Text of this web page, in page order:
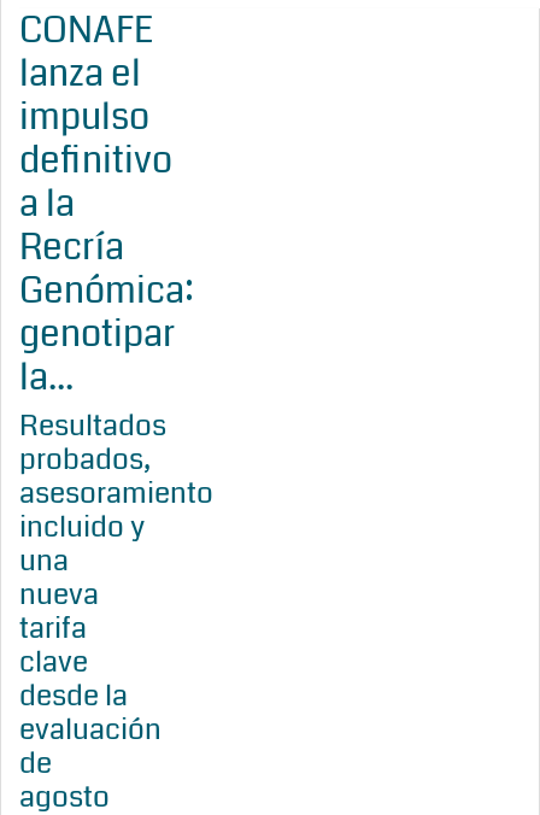
CONAFE
lanza el
impulso
definitivo
a la
Recría
Genómica:
genotipar
la...
Resultados
probados,
asesoramiento
incluido y
una
nueva
tarifa
clave
desde la
evaluación
de
agosto